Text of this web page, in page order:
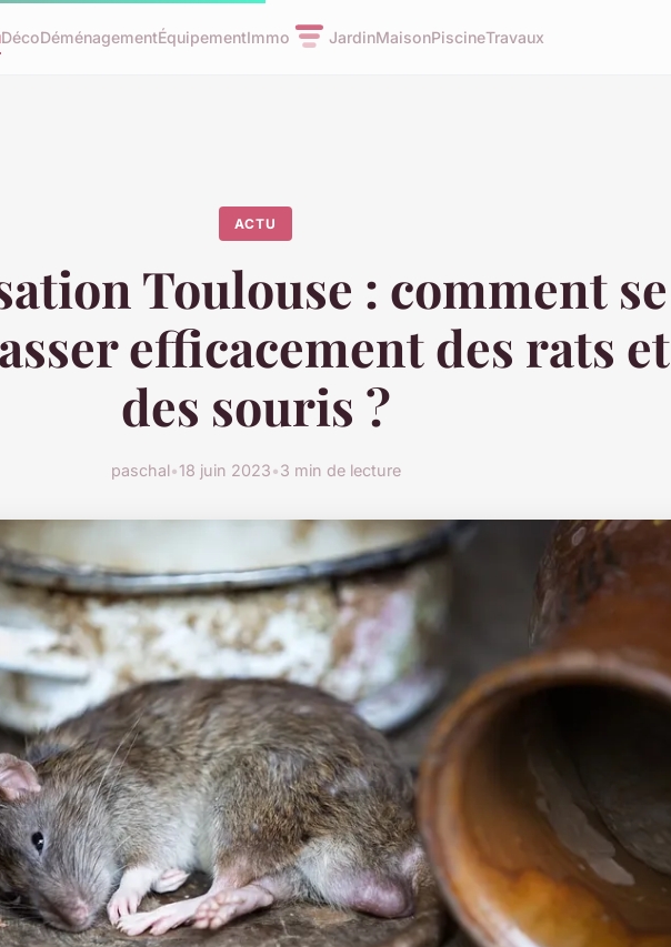
DécoDéménagementÉquipementImmo JardinMaisonPiscineTravaux
ACTU
Toulouse : comment se
efficacement des rats et
des souris ?
paschal•18 juin 2023•3 min de lecture